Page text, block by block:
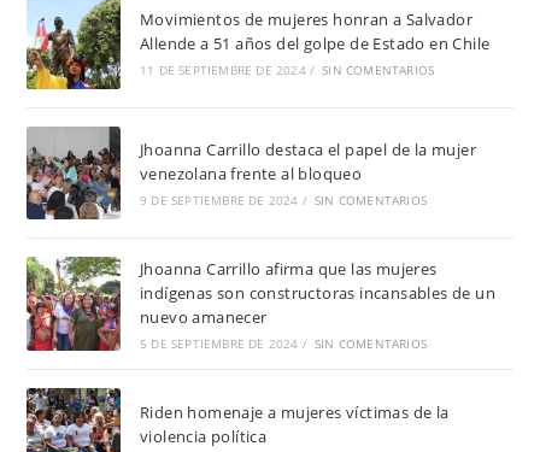
Movimientos de mujeres honran a Salvador
Allende a 51 años del golpe de Estado en Chile
11 DE SEPTIEMBRE DE 2024 / SIN COMENTARIOS
Jhoanna Carrillo destaca el papel de la mujer
venezolana frente al bloqueo
9 DE SEPTIEMBRE DE 2024 / SIN COMENTARIOS
Jhoanna Carrillo afirma que las mujeres
indígenas son constructoras incansables de un
nuevo amanecer
5 DE SEPTIEMBRE DE 2024 / SIN COMENTARIOS
Riden homenaje a mujeres víctimas de la
violencia política